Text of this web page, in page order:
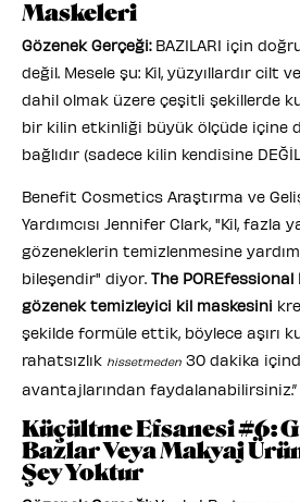
Maskeleri
Gözenek Gerçeği:BAZILARI için
değil. Mesele şu: Kil, yüzyıllardır cilt
dahil olmak üzere çeşitli şekillerde
bir kilin etkinliği büyük ölçüde içine
bağlıdır (sadece kilin kendisine
Benefit Cosmetics Araştırma ve
Yardımcısı Jennifer Clark, "Kil, fazla
gözeneklerin temizlenmesine
bileşendir" diyor. The
gözenek temizleyici kil maskesini
şekilde formüle ettik, böylece aşırı
rahatsızlık hissetmeden 30 dakika
avantajlarından faydalanabilirsiniz.”
Küçültme Efsanesi #6:
Bazlar Veya Makyaj
Şey Yoktur